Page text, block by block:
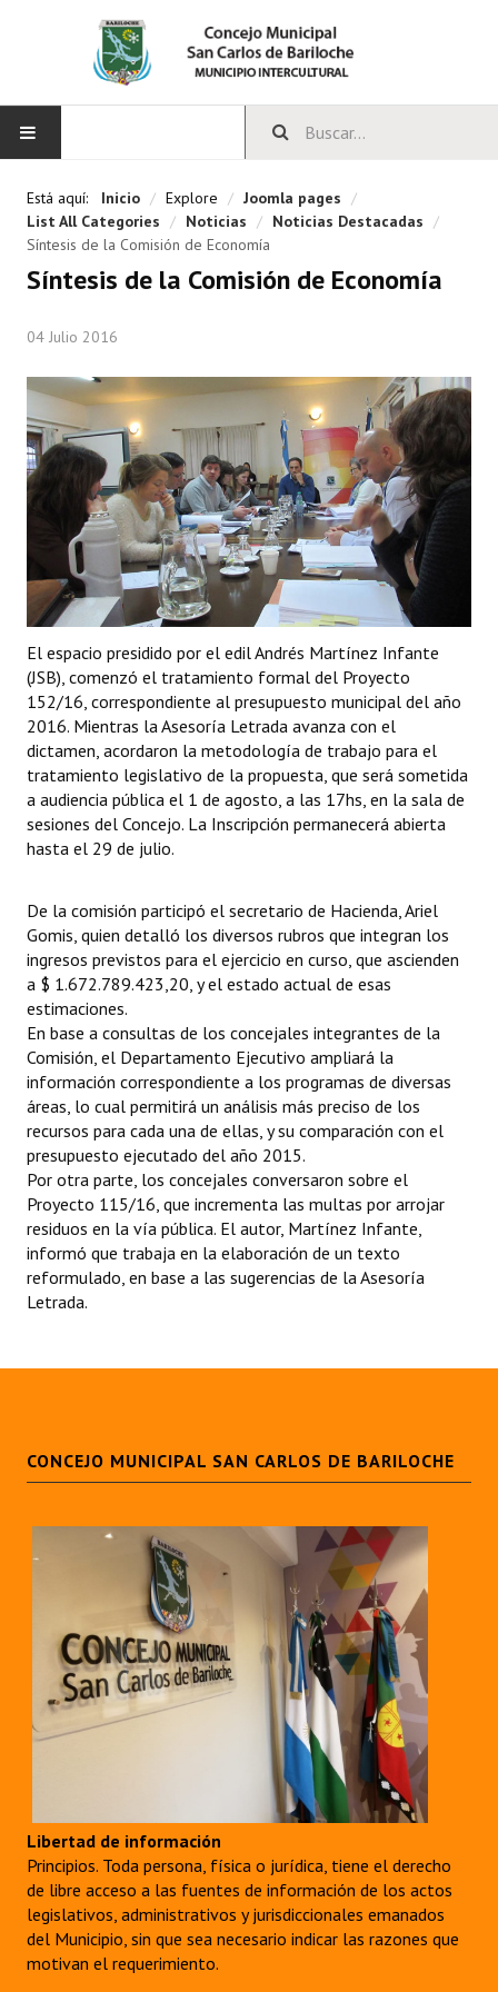
CONCEJO
Bloques Políticos
Integrantes del Concejo
Comisiones Permanentes
Comisiones Especiales
Concejales Mandato Cumplido
Programas
LEGISLACIÓN
Constitución Nacional
Constitución Provincial
Carta Orgánica 2007
Reglamento Interno
Digesto
Organigrama
DOCUMENTOS
Informes de Gestión
Proyectos Presentados
Dictámenes Asesoría Letrada
Actas de Sesión
Informes de Unidad Coordinadora
Ejecución Presupuestaria
Actas de Audiencias Públicas
NORMATIVA
Declaraciones
Resoluciones de Presidencia
Antiguos Pobladores
Noticias Destacadas
Registros y Distinciones
Datos Históricos
Premio al Mérito - Registro
Mujeres que Dejaron Huellas - Registro
Periodistas Decanos - Registro
Ciudadano Ilustre - Registro
Banca del Vecino - Registro
Está aquí: Inicio / Explore / Joomla pages /
List All Categories / Noticias / Noticias Destacadas /
Síntesis de la Comisión de Economía
Síntesis de la Comisión de Economía
04 Julio 2016
El espacio presidido por el edil Andrés Martínez Infante
(JSB), comenzó el tratamiento formal del Proyecto
152/16, correspondiente al presupuesto municipal del año
2016. Mientras la Asesoría Letrada avanza con el
dictamen, acordaron la metodología de trabajo para el
tratamiento legislativo de la propuesta, que será sometida
a audiencia pública el 1 de agosto, a las 17hs, en la sala de
sesiones del Concejo. La Inscripción permanecerá abierta
hasta el 29 de julio.
De la comisión participó el secretario de Hacienda, Ariel
Gomis, quien detalló los diversos rubros que integran los
ingresos previstos para el ejercicio en curso, que ascienden
a $ 1.672.789.423,20, y el estado actual de esas
estimaciones.
En base a consultas de los concejales integrantes de la
Comisión, el Departamento Ejecutivo ampliará la
información correspondiente a los programas de diversas
áreas, lo cual permitirá un análisis más preciso de los
recursos para cada una de ellas, y su comparación con el
presupuesto ejecutado del año 2015.
Por otra parte, los concejales conversaron sobre el
Proyecto 115/16, que incrementa las multas por arrojar
residuos en la vía pública. El autor, Martínez Infante,
informó que trabaja en la elaboración de un texto
reformulado, en base a las sugerencias de la Asesoría
Letrada.
CONCEJO MUNICIPAL SAN CARLOS DE BARILOCHE
Libertad de información
Principios. Toda persona, física o jurídica, tiene el derecho
de libre acceso a las fuentes de información de los actos
legislativos, administrativos y jurisdiccionales emanados
del Municipio, sin que sea necesario indicar las razones que
motivan el requerimiento.